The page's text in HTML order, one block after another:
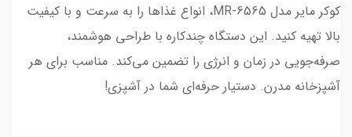
کوکر مایر مدل MR-6565، انواع غذاها را به سرعت و با کیفیت
بالا تهیه کنید. این دستگاه چندکاره با طراحی هوشمند،
صرفه‌جویی در زمان و انرژی را تضمین می‌کند. مناسب برای هر
آشپزخانه مدرن. دستیار حرفه‌ای شما در آشپزی!